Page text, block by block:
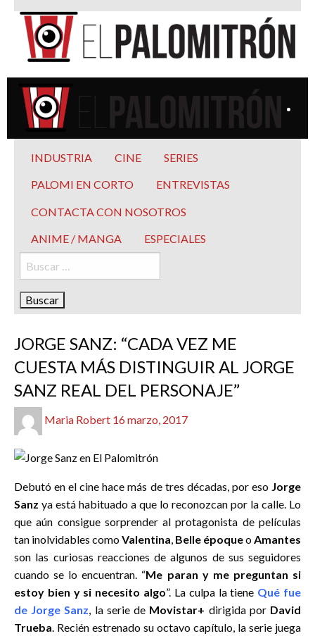
Saltar
contenido
El Palomitrón
El Palomitrón
Tu espacio de la industria de cine española y
latinoamericana
INDUSTRIA CINE SERIES
PALOMI EN CORTO ENTREVISTAS
CONTACTA CON NOSOTROS
ANIME / MANGA ESPECIALES
Buscar:
JORGE SANZ: “CADA VEZ ME
CUESTA MÁS DISTINGUIR AL JORGE
SANZ REAL DEL PERSONAJE”
Maria Robert Publicado
16 marzo, 2017
Debutó en el cine hace más de tres décadas, por eso Jorge
Sanz ya está habituado a que lo reconozcan por la calle. Lo
que aún consigue sorprender al protagonista de películas
tan inolvidables comoValentina Belle époqueo Amantes
son las curiosas reacciones de algunos de sus seguidores
cuando se lo encuentran. “Me paran y me preguntan si
estoy bien y si necesito algo”. La culpa la tiene Qué fue
de Jorge Sanz , la serie de Movistar+ dirigida por David
Trueba Recién estrenado su octavo capítulo, la serie juega